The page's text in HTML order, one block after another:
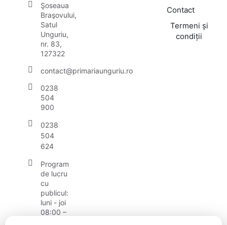
Şoseaua
Braşovului,
Satul
Unguriu,
nr. 83,
127322
contact@primariaunguriu.ro
0238
504
900
0238
504
624
Program
de lucru
cu
publicul:
luni - joi
08:00 –
Contact
Termeni și
condiții